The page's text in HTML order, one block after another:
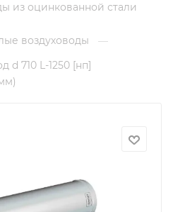
из оцинкованной стали
воздуховоды
—
710 L-1250 [нп]